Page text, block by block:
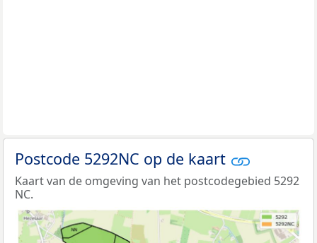
Postcode 5292NC op de kaart
Kaart van de omgeving van het postcodegebied 5292
NC.